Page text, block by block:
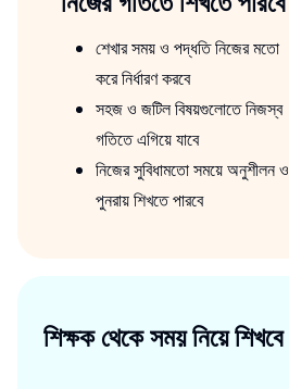
শেখার সময় ও পদ্ধতি নিজের মতো
করে নির্ধারণ করবে
সহজ ও জটিল বিষয়গুলোতে নিজস্ব
গতিতে এগিয়ে যাবে
নিজের সুবিধামতো সময়ে অনুশীলন ও
পুনরায় শিখতে পারবে
শিক্ষক থেকে সময় নিয়ে শিখবে